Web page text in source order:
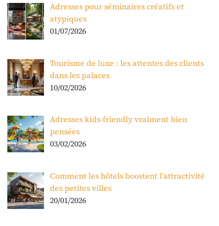
Adresses pour séminaires créatifs et
atypiques
01/07/2026
Tourisme de luxe : les attentes des clients
dans les palaces
10/02/2026
Adresses kids-friendly vraiment bien
pensées
03/02/2026
Comment les hôtels boostent l’attractivité
des petites villes
20/01/2026